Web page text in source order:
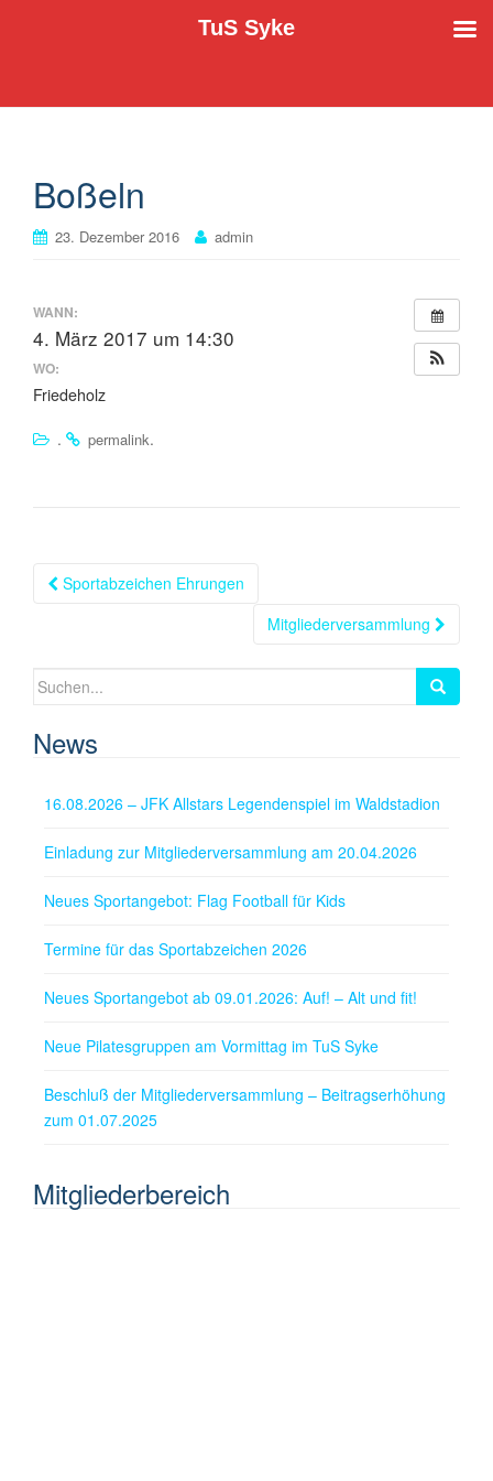
Boßeln
23. Dezember 2016 admin
WANN:
4. März 2017 um 14:30
WO:
Friedeholz
.
permalink.
Beitragsnavigation
Sportabzeichen Ehrungen
Mitgliederversammlung
Suchen
News
16.08.2026 – JFK Allstars Legendenspiel im Waldstadion
Einladung zur Mitgliederversammlung am 20.04.2026
Neues Sportangebot: Flag Football für Kids
Termine für das Sportabzeichen 2026
Neues Sportangebot ab 09.01.2026: Auf! – Alt und fit!
Neue Pilatesgruppen am Vormittag im TuS Syke
Beschluß der Mitgliederversammlung – Beitragserhöhung
zum 01.07.2025
Mitgliederbereich
TuS Syke